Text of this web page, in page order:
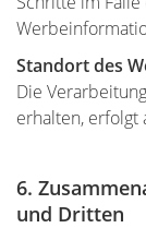
Standort des
Die
erhalten, erfolgt
6.
und Dritten